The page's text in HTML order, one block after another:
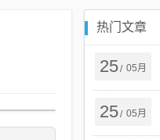
热门文章
25/ 05月
25/ 05月